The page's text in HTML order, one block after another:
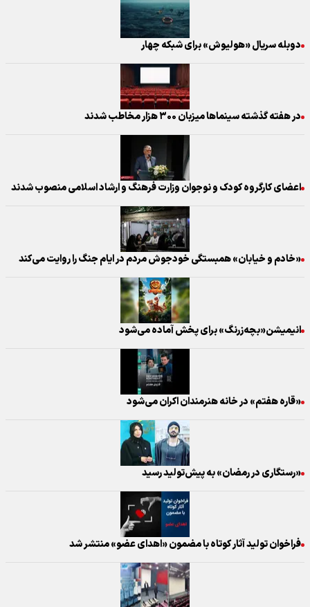
دوبله سریال «هولیوش» برای شبکه چهار
در هفته گذشته سینماها میزبان ۳۰۰ هزار مخاطب شدند
اعضای کارگروه کودک و نوجوان وزارت فرهنگ و ارشاد اسلامی منصوب شدند
«خادم و خیابان» همبستگی خودجوش مردم در ایام جنگ را روایت می‌کند
انیمیشن«بچه‌زرنگ» برای پخش آماده می‌شود
«قاره هفتم» در خانه هنرمندان اکران می‌شود
«رستگاری در رمضان» به پیش‌تولید رسید
فراخوان تولید آثار کوتاه با مضمون «اهدای عضو» منتشر شد